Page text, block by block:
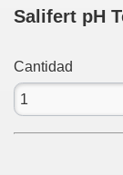
Salifert pH
Cantidad